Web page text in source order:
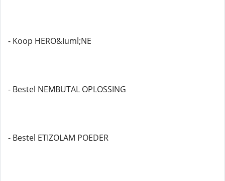
- Koop HERO&Iuml;NE
- Bestel NEMBUTAL OPLOSSING
- Bestel ETIZOLAM POEDER